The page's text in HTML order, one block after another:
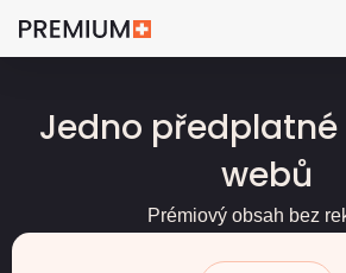
Jedno
webů
Prémiový obsah bez